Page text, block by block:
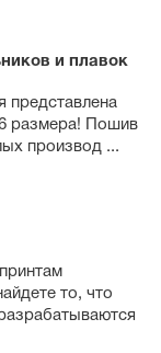
и плавок
представлена
размера! Пошив
производ ...
то, что